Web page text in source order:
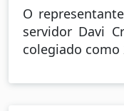
O
servidor Davi
colegiado como